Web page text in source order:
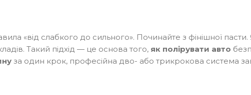
«від слабкого до сильного». Починайте з фінішної
Такий підхід — це основа того, як полірувати авто
за один крок, професійна дво- або трикрокова система